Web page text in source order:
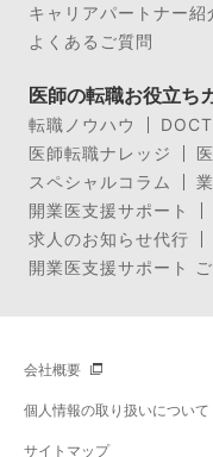
キャリアパートナー紹
よくあるご質問
医師の転職お役立ち
転職ノウハウ
医師転職ナレッジ
スペシャルコラム
開業医支援サポート
求人のお知らせ代行
開業医支援サポート
会社概要
個人情報の取り扱いについて
サイトマップ